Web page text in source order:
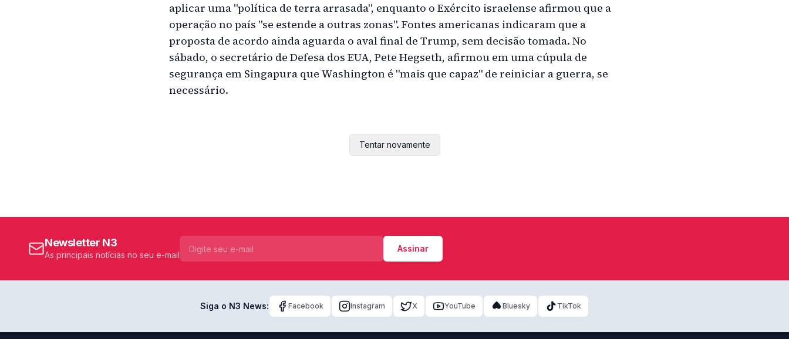
aplicar uma "política de terra arrasada", enquanto o Exército israelense afirmou que a
operação no país "se estende a outras zonas". Fontes americanas indicaram que a
proposta de acordo ainda aguarda o aval final de Trump, sem decisão tomada. No
sábado, o secretário de Defesa dos EUA, Pete Hegseth, afirmou em uma cúpula de
segurança em Singapura que Washington é "mais que capaz" de reiniciar a guerra, se
necessário.
Tentar novamente
Newsletter N3
As principais notícias no seu e-mail
Assinar
Siga o N3 News: Facebook Instagram X YouTube Bluesky TikTok